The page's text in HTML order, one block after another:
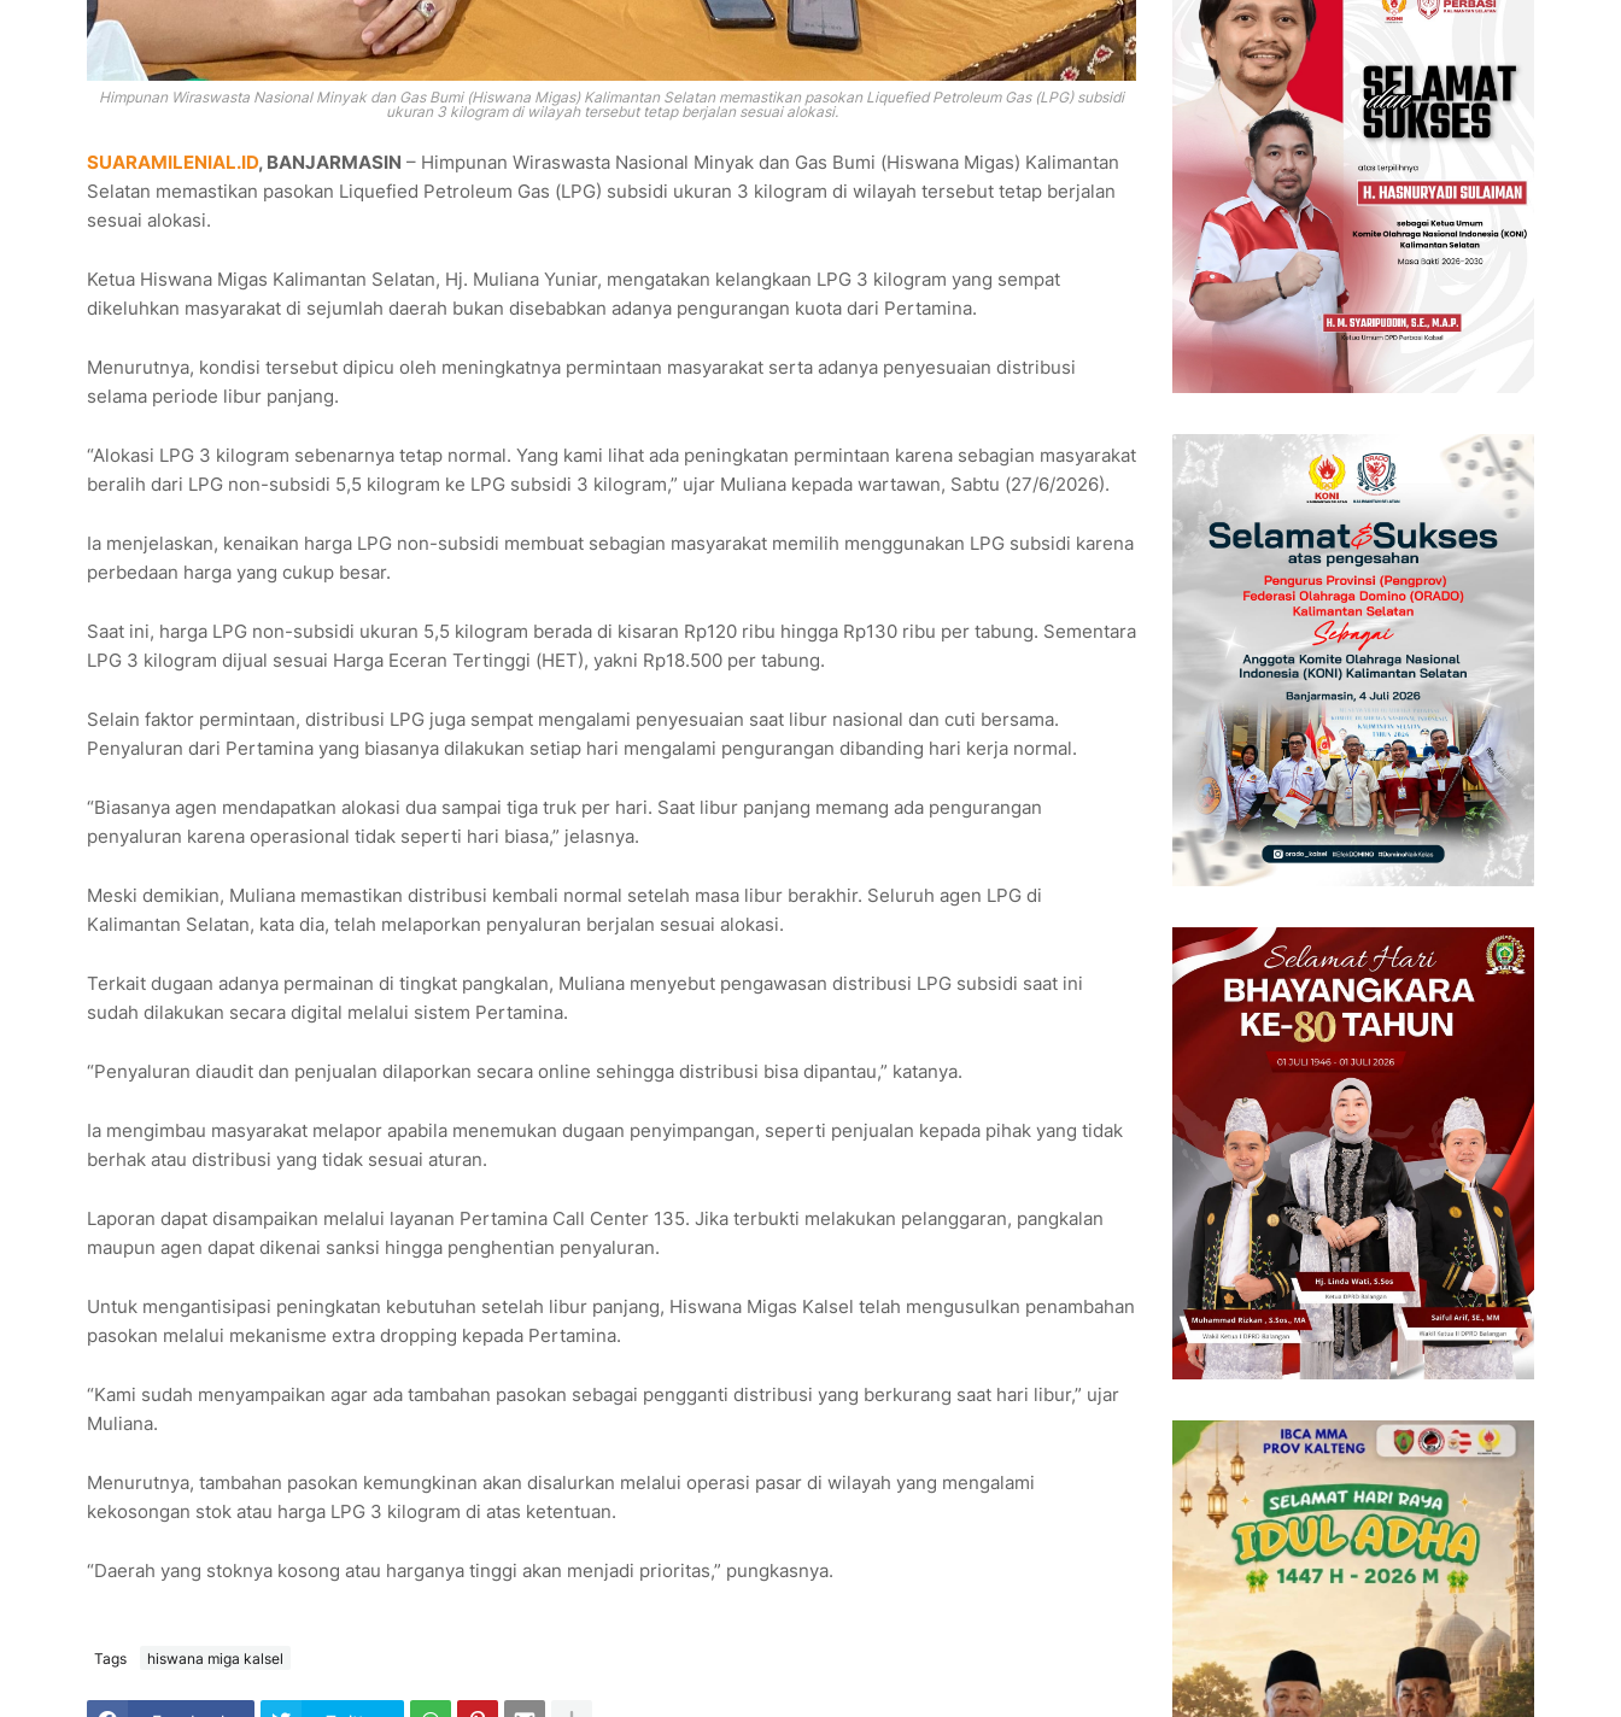
Himpunan Wiraswasta Nasional Minyak dan Gas Bumi (Hiswana Migas) Kalimantan Selatan memastikan pasokan Liquefied Petroleum Gas (LPG) subsidi
ukuran 3 kilogram di wilayah tersebut tetap berjalan sesuai alokasi.
SUARAMILENIAL.ID, BANJARMASIN – Himpunan Wiraswasta Nasional Minyak dan Gas Bumi (Hiswana Migas) Kalimantan
Selatan memastikan pasokan Liquefied Petroleum Gas (LPG) subsidi ukuran 3 kilogram di wilayah tersebut tetap berjalan
sesuai alokasi.
Ketua Hiswana Migas Kalimantan Selatan, Hj. Muliana Yuniar, mengatakan kelangkaan LPG 3 kilogram yang sempat
dikeluhkan masyarakat di sejumlah daerah bukan disebabkan adanya pengurangan kuota dari Pertamina.
Menurutnya, kondisi tersebut dipicu oleh meningkatnya permintaan masyarakat serta adanya penyesuaian distribusi
selama periode libur panjang.
“Alokasi LPG 3 kilogram sebenarnya tetap normal. Yang kami lihat ada peningkatan permintaan karena sebagian masyarakat
beralih dari LPG non-subsidi 5,5 kilogram ke LPG subsidi 3 kilogram,” ujar Muliana kepada wartawan, Sabtu (27/6/2026).
Ia menjelaskan, kenaikan harga LPG non-subsidi membuat sebagian masyarakat memilih menggunakan LPG subsidi karena
perbedaan harga yang cukup besar.
Saat ini, harga LPG non-subsidi ukuran 5,5 kilogram berada di kisaran Rp120 ribu hingga Rp130 ribu per tabung. Sementara
LPG 3 kilogram dijual sesuai Harga Eceran Tertinggi (HET), yakni Rp18.500 per tabung.
Selain faktor permintaan, distribusi LPG juga sempat mengalami penyesuaian saat libur nasional dan cuti bersama.
Penyaluran dari Pertamina yang biasanya dilakukan setiap hari mengalami pengurangan dibanding hari kerja normal.
“Biasanya agen mendapatkan alokasi dua sampai tiga truk per hari. Saat libur panjang memang ada pengurangan
penyaluran karena operasional tidak seperti hari biasa,” jelasnya.
Meski demikian, Muliana memastikan distribusi kembali normal setelah masa libur berakhir. Seluruh agen LPG di
Kalimantan Selatan, kata dia, telah melaporkan penyaluran berjalan sesuai alokasi.
Terkait dugaan adanya permainan di tingkat pangkalan, Muliana menyebut pengawasan distribusi LPG subsidi saat ini
sudah dilakukan secara digital melalui sistem Pertamina.
“Penyaluran diaudit dan penjualan dilaporkan secara online sehingga distribusi bisa dipantau,” katanya.
Ia mengimbau masyarakat melapor apabila menemukan dugaan penyimpangan, seperti penjualan kepada pihak yang tidak
berhak atau distribusi yang tidak sesuai aturan.
Laporan dapat disampaikan melalui layanan Pertamina Call Center 135. Jika terbukti melakukan pelanggaran, pangkalan
maupun agen dapat dikenai sanksi hingga penghentian penyaluran.
Untuk mengantisipasi peningkatan kebutuhan setelah libur panjang, Hiswana Migas Kalsel telah mengusulkan penambahan
pasokan melalui mekanisme extra dropping kepada Pertamina.
“Kami sudah menyampaikan agar ada tambahan pasokan sebagai pengganti distribusi yang berkurang saat hari libur,” ujar
Muliana.
Menurutnya, tambahan pasokan kemungkinan akan disalurkan melalui operasi pasar di wilayah yang mengalami
kekosongan stok atau harga LPG 3 kilogram di atas ketentuan.
“Daerah yang stoknya kosong atau harganya tinggi akan menjadi prioritas,” pungkasnya.
Tags hiswana miga kalsel